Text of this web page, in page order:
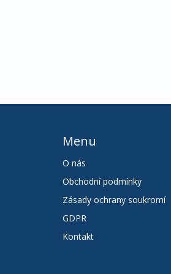
Menu
O nás
Obchodní podmínky
Zásady ochrany soukromí
GDPR
Kontakt